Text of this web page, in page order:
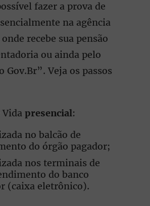
fazer a prova de
na agência
recebe sua pensão
ou ainda pelo
Gov.Br”. Veja os passos
Vida presencial:
no balcão de
do órgão pagador;
nos terminais de
do banco
(caixa eletrônico).